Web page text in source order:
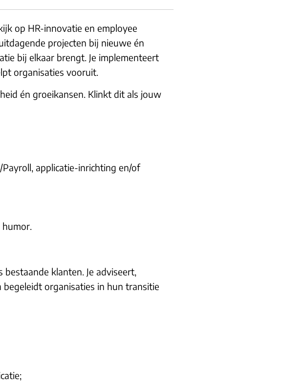
op HR-innovatie en employee
projecten bij nieuwe én
bij elkaar brengt. Je implementeert
organisaties vooruit.
én groeikansen. Klinkt dit als jouw
applicatie-inrichting en/of
humor.
klanten. Je adviseert,
organisaties in hun transitie